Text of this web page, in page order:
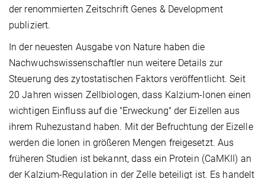
der renommierten Zeitschrift Genes & Development
publiziert.
In der neuesten Ausgabe von Nature haben die
Nachwuchswissenschaftler nun weitere Details zur
Steuerung des zytostatischen Faktors veröffentlicht. Seit
20 Jahren wissen Zellbiologen, dass Kalzium-Ionen einen
wichtigen Einfluss auf die "Erweckung" der Eizellen aus
ihrem Ruhezustand haben. Mit der Befruchtung der Eizelle
werden die Ionen in größeren Mengen freigesetzt. Aus
früheren Studien ist bekannt, dass ein Protein (CaMKII) an
der Kalzium-Regulation in der Zelle beteiligt ist. Es handelt